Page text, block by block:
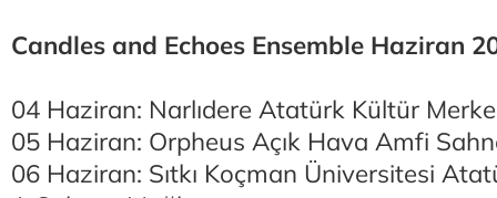
Candles and Echoes Ensemble Haziran
04 Haziran: Narlıdere Atatürk Kültür
05 Haziran: Orpheus Açık Hava Amfi
06 Haziran: Sıtkı Koçman Üniversitesi